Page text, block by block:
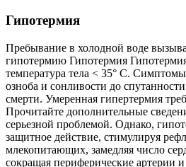
Гипотермия
Пребывание в холодной воде
гипотермию Гипотермия
температура тела < 35° C.
озноба и сонливости до
смерти. Умеренная гипертермия
Прочитайте дополнительные
серьезной проблемой. Однако,
защитное действие, стимулируя
млекопитающих, замедляя число
сокращая периферические артерии